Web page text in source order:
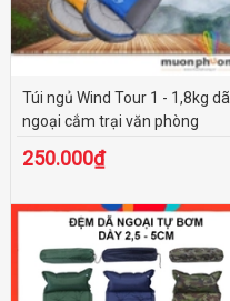
Túi ngủ Wind Tour 1 - 1,8kg dã
ngoại cắm trại văn phòng
250.000₫